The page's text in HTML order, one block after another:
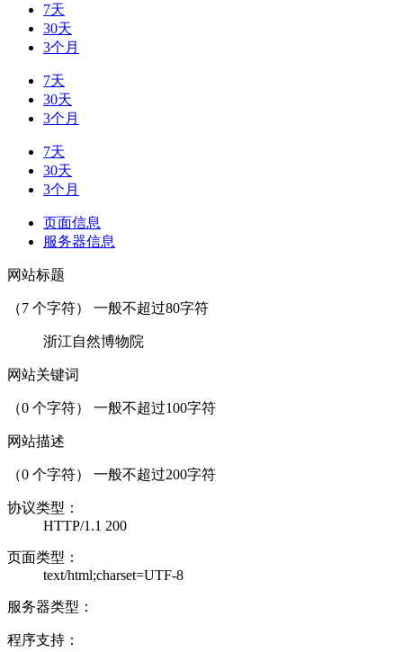
7天
30天
3个月
7天
30天
3个月
7天
30天
3个月
页面信息
服务器信息
网站标题
（7 个字符） 一般不超过80字符
浙江自然博物院
网站关键词
（0 个字符） 一般不超过100字符
网站描述
（0 个字符） 一般不超过200字符
协议类型：
HTTP/1.1 200
页面类型：
text/html;charset=UTF-8
服务器类型：
程序支持：